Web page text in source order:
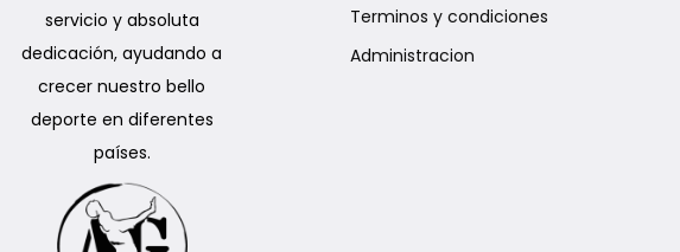
servicio y absoluta
dedicación, ayudando a
crecer nuestro bello
deporte en diferentes
países.
Terminos y condiciones
Administracion